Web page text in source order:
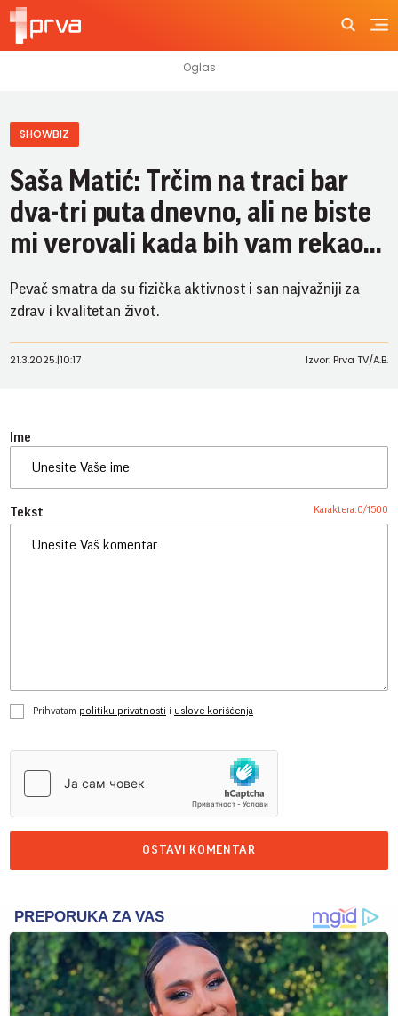
SHOWBIZ
Saša Matić: Trčim na traci bar
dva-tri puta dnevno, ali ne biste
mi verovali kada bih vam rekao...
Pevač smatra da su fizička aktivnost i san najvažniji za
zdrav i kvalitetan život.
21.3.2025.|10:17 Izvor: Prva TV/A.B.
Ime
Tekst Karaktera:0/1500
Prihvatam politiku privatnosti i uslove korišćenja
OSTAVI KOMENTAR